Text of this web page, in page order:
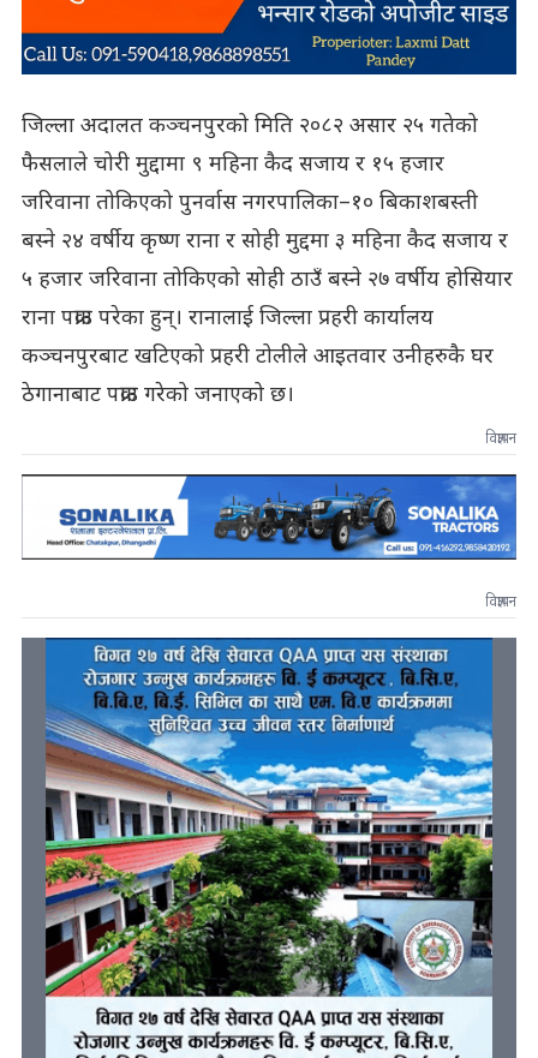
जिल्ला अदालत कञ्चनपुरको मिति २०८२ असार २५ गतेको
फैसलाले चोरी मुद्दामा ९ महिना कैद सजाय र १५ हजार
जरिवाना तोकिएको पुनर्वास नगरपालिका–१० बिकाशबस्ती
बस्ने २४ वर्षीय कृष्ण राना र सोही मुद्दमा ३ महिना कैद सजाय र
५ हजार जरिवाना तोकिएको सोही ठाउँ बस्ने २७ वर्षीय होसियार
राना पक्राउ परेका हुन्। रानालाई जिल्ला प्रहरी कार्यालय
कञ्चनपुरबाट खटिएको प्रहरी टोलीले आइतवार उनीहरुकै घर
ठेगानाबाट पक्राउ गरेको जनाएको छ।
विज्ञापन
विज्ञापन